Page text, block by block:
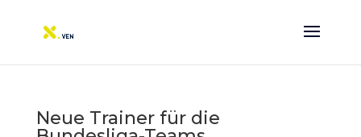
Neue Trainer für die